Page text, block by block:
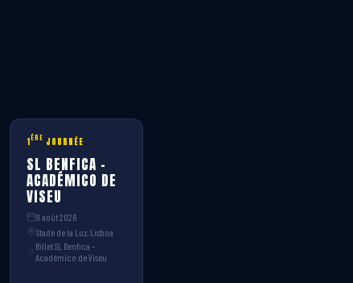
1ÈRE JOURNÉE
SL BENFICA –
ACADÉMICO DE
VISEU
9 août 2026
Stade de la Luz, Lisboa
Billet SL Benfica –
Académico de Viseu